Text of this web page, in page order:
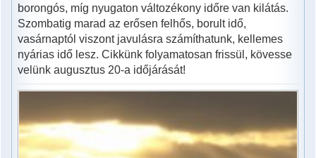
borongós, míg nyugaton változékony időre van kilátás.
Szombatig marad az erősen felhős, borult idő,
vasárnaptól viszont javulásra számíthatunk, kellemes
nyárias idő lesz. Cikkünk folyamatosan frissül, kövesse
velünk augusztus 20-a időjárását!